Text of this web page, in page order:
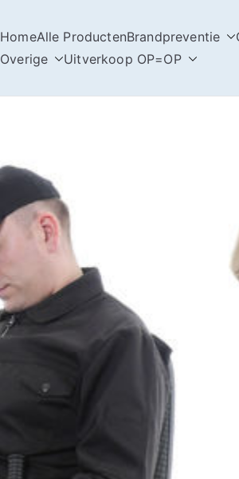
HomeAlle ProductenBrandpreventie
Overige
Uitverkoop OP=OP